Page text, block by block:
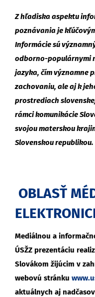
Z hľadiska aspektu
poznávania je
Informácie sú
odborno-populárnymi
jazyka, čím významne
zachovaniu, ale aj k
prostrediach
rámci komunikácie
svojou materskou
Slovenskou republikou.
OBLASŤ
Mediálnou a
ÚSŽZ prezentáciu
Slovákom žijúcim v
webovú stránku
aktuálnych aj